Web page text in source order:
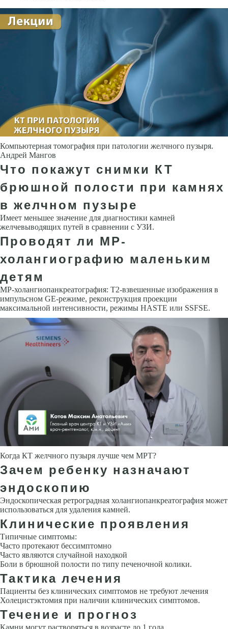
Компьютерная томография при патологии желчного пузыря.
Андрей Мангов
Что покажут снимки КТ
брюшной полости при камнях
в желчном пузыре
Имеет меньшее значение для диагностики камней
желчевыводящих путей в сравнении с УЗИ.
Проводят ли МР-
холангиографию маленьким
детям
МР-холангиопанкреатография: Т2-взвешенные изображения в
импульс­ном GЕ-режиме, реконструкция проекции
максимальной интенсивности, режимы НАSТЕ или SSFSЕ.
Когда КТ желчного пузыря лучше чем МРТ?
Зачем ребенку назначают
эндоскопию
Эндоскопическая ретроградная холангиопанкреатография может
исполь­зоваться для удаления камней.
Клинические проявления
Типичные симптомы:
Часто протекают бессимптомно
Часто являются случайной находкой
Боли в брюшной полости по типу печеночной колики.
Тактика лечения
Пациенты без клинических симптомов не требуют лечения
Холецистэктомия при наличии клинических симптомов.
Течение и прогноз
Камни могут растворяться в возрасте до 1 года.